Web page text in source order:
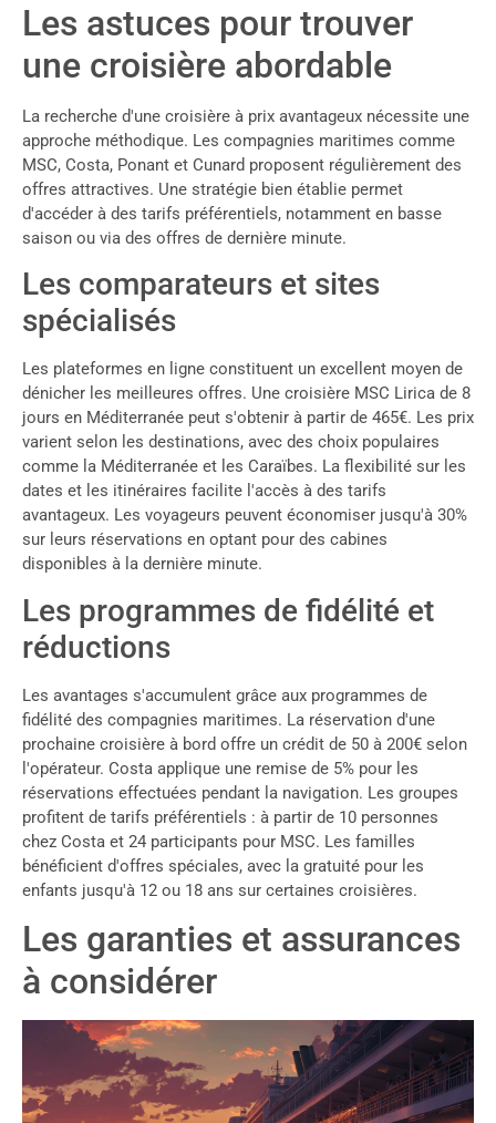
Les astuces pour trouver
une croisière abordable
La recherche d'une croisière à prix avantageux nécessite une
approche méthodique. Les compagnies maritimes comme
MSC, Costa, Ponant et Cunard proposent régulièrement des
offres attractives. Une stratégie bien établie permet
d'accéder à des tarifs préférentiels, notamment en basse
saison ou via des offres de dernière minute.
Les comparateurs et sites
spécialisés
Les plateformes en ligne constituent un excellent moyen de
dénicher les meilleures offres. Une croisière MSC Lirica de 8
jours en Méditerranée peut s'obtenir à partir de 465€. Les prix
varient selon les destinations, avec des choix populaires
comme la Méditerranée et les Caraïbes. La flexibilité sur les
dates et les itinéraires facilite l'accès à des tarifs
avantageux. Les voyageurs peuvent économiser jusqu'à 30%
sur leurs réservations en optant pour des cabines
disponibles à la dernière minute.
Les programmes de fidélité et
réductions
Les avantages s'accumulent grâce aux programmes de
fidélité des compagnies maritimes. La réservation d'une
prochaine croisière à bord offre un crédit de 50 à 200€ selon
l'opérateur. Costa applique une remise de 5% pour les
réservations effectuées pendant la navigation. Les groupes
profitent de tarifs préférentiels : à partir de 10 personnes
chez Costa et 24 participants pour MSC. Les familles
bénéficient d'offres spéciales, avec la gratuité pour les
enfants jusqu'à 12 ou 18 ans sur certaines croisières.
Les garanties et assurances
à considérer